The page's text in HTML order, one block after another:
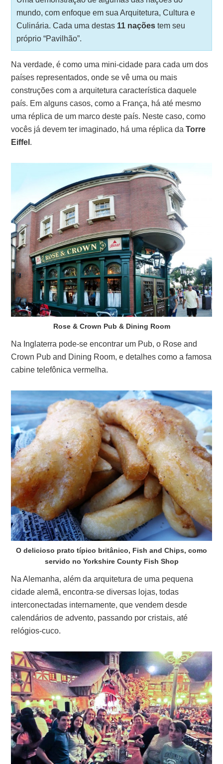
mundo, com enfoque em sua Arquitetura, Cultura e
Culinária. Cada uma destas 11 nações tem seu
próprio “Pavilhão”.
Na verdade, é como uma mini-cidade para cada um dos
países representados, onde se vê uma ou mais
construções com a arquitetura característica daquele
país. Em alguns casos, como a França, há até mesmo
uma réplica de um marco deste país. Neste caso, como
vocês já devem ter imaginado, há uma réplica daTorre
Eiffel .
Rose & Crown Pub & Dining Room
Na Inglaterra pode-se encontrar um Pub, o Rose and
Crown Pub and Dining Room, e detalhes como a famosa
cabine telefônica vermelha.
O delicioso prato típico britânico, Fish and Chips, como
servido no Yorkshire County Fish Shop
Na Alemanha, além da arquitetura de uma pequena
cidade alemã, encontra-se diversas lojas, todas
interconectadas internamente, que vendem desde
calendários de advento, passando por cristais, até
relógios-cuco.